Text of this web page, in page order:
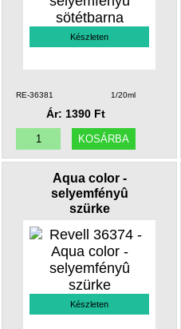
Készleten
RE-36381 1/20ml
Ár: 1390 Ft
Aqua color -
selyemfényû
szürke
Készleten